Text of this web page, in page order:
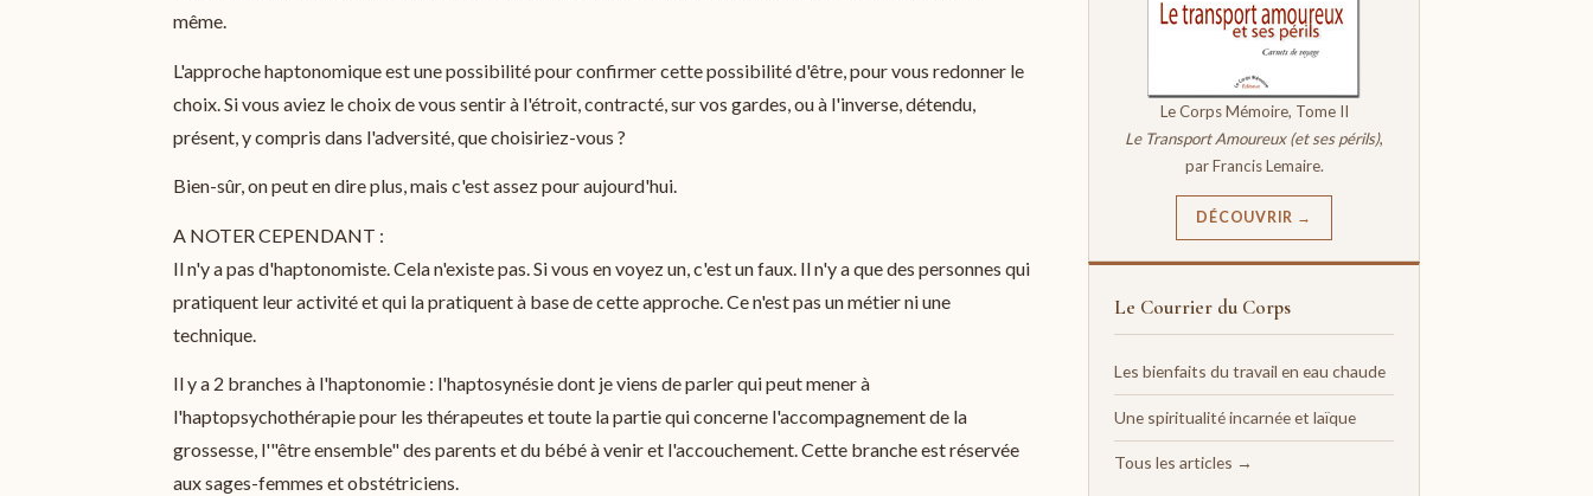
même.
L'approche haptonomique est une possibilité pour confirmer cette possibilité d'être, pour vous redonner le
choix. Si vous aviez le choix de vous sentir à l'étroit, contracté, sur vos gardes, ou à l'inverse, détendu,
présent, y compris dans l'adversité, que choisiriez-vous ?
Bien-sûr, on peut en dire plus, mais c'est assez pour aujourd'hui.
A NOTER CEPENDANT :
Il n'y a pas d'haptonomiste. Cela n'existe pas. Si vous en voyez un, c'est un faux. Il n'y a que des personnes qui
pratiquent leur activité et qui la pratiquent à base de cette approche. Ce n'est pas un métier ni une
technique.
Il y a 2 branches à l'haptonomie : l'haptosynésie dont je viens de parler qui peut mener à
l'haptopsychothérapie pour les thérapeutes et toute la partie qui concerne l'accompagnement de la
grossesse, l'"être ensemble" des parents et du bébé à venir et l'accouchement. Cette branche est réservée
aux sages-femmes et obstétriciens.
Le Corps Mémoire, Tome II
Le Transport Amoureux (et ses périls),
par Francis Lemaire.
DÉCOUVRIR →
Le Courrier du Corps
Les bienfaits du travail en eau chaude
Une spiritualité incarnée et laïque
Tous les articles →